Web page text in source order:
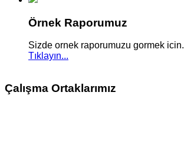
Örnek Raporumuz
Sizde ornek raporumuzu gormek icin.
Tıklayın...
Çalışma Ortaklarımız